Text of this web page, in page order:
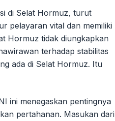
di Selat Hormuz, turut
pelayaran vital dan memiliki
Hormuz tidak diungkapkan
terhadap stabilitas
ada di Selat Hormuz. Itu
ini menegaskan pentingnya
pertahanan. Masukan dari